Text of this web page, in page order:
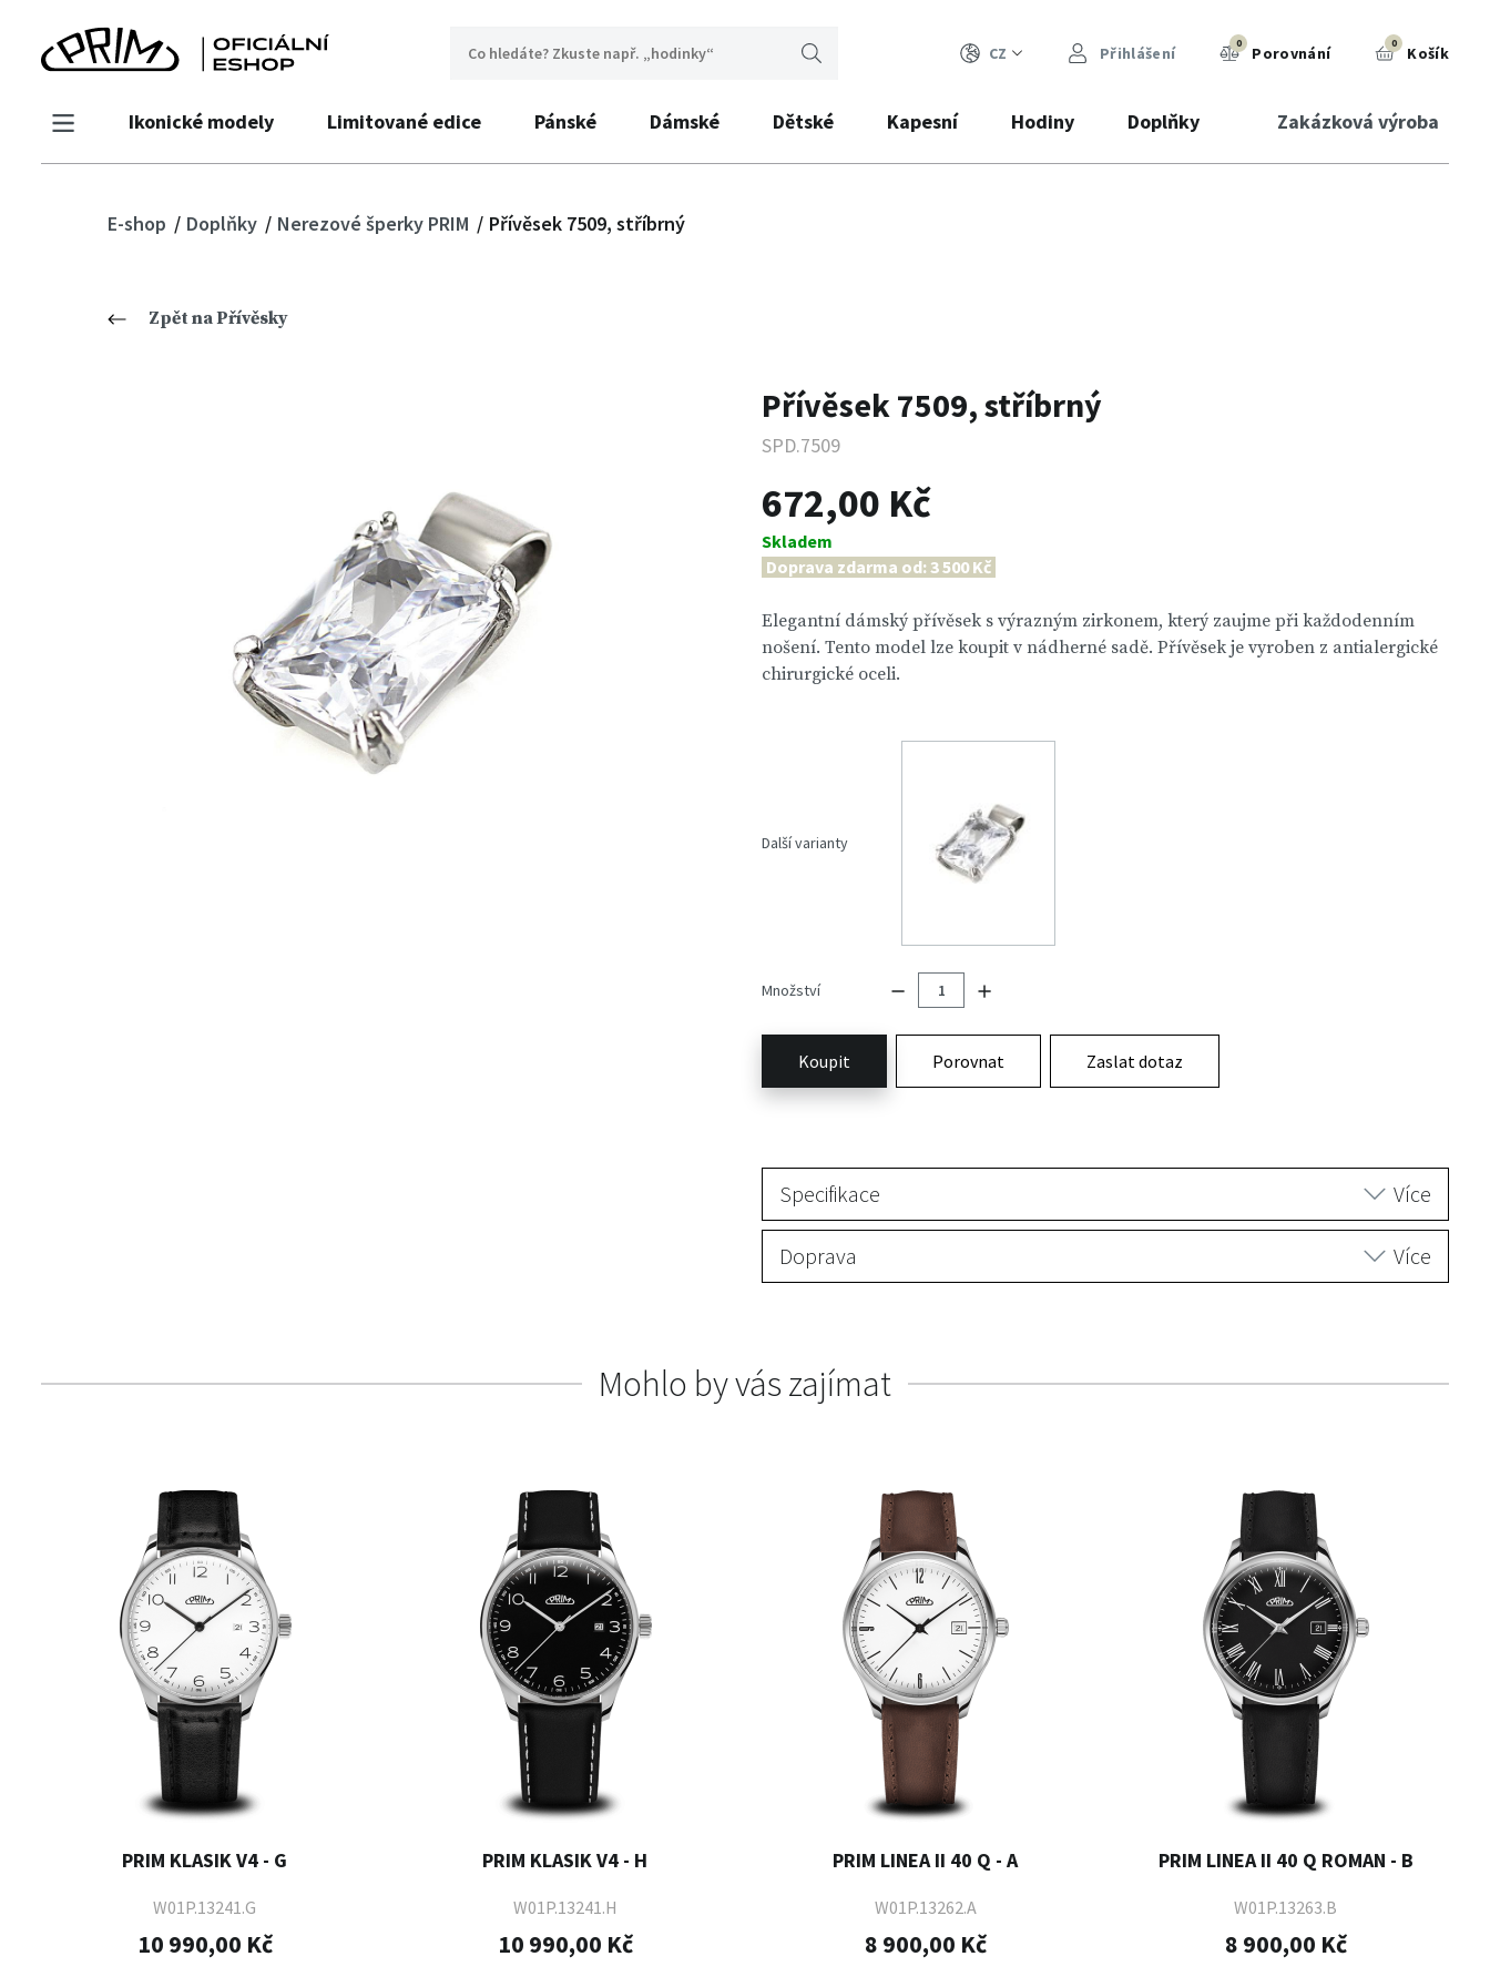
CZ Přihlášení 0 Porovnání 0 Košík
Ikonické modely Limitované edice Pánské Dámské Dětské Kapesní Hodiny Doplňky Zakázková výroba
E-shop Doplňky Nerezové šperky PRIM Přívěsek 7509, stříbrný
Zpět na Přívěsky
Přívěsek 7509, stříbrný
SPD.7509
672,00 Kč
Skladem
Doprava zdarma od: 3 500 Kč
Elegantní dámský přívěsek s výrazným zirkonem, který zaujme při každodenním
nošení. Tento model lze koupit v nádherné sadě. Přívěsek je vyroben z antialergické
chirurgické oceli.
Další varianty
Množství
Koupit Porovnat Zaslat dotaz
Specifikace Více
Doprava Více
Mohlo by vás zajímat
PRIM KLASIK V4 - G
W01P.13241.G
10 990,00 Kč
PRIM KLASIK V4 - H
W01P.13241.H
10 990,00 Kč
PRIM LINEA II 40 Q - A
W01P.13262.A
8 900,00 Kč
PRIM LINEA II 40 Q ROMAN - B
W01P.13263.B
8 900,00 Kč